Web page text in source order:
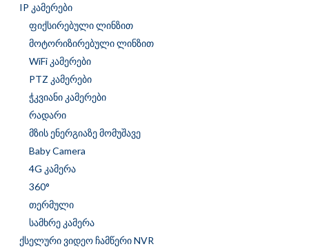
IP კამერები
ფიქსირებული ლინზით
მოტორიზირებული ლინზით
WiFi კამერები
PTZ კამერები
ჭკვიანი კამერები
რადარი
მზის ენერგიაზე მომუშავე
Baby Camera
4G კამერა
360°
თერმული
სამხრე კამერა
ქსელური ვიდეო ჩამწერი NVR